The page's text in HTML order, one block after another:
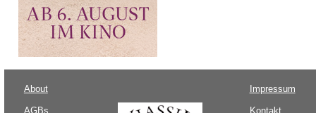
About
AGBs
Impressum
Kontakt